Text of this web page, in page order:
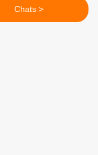
Chats >